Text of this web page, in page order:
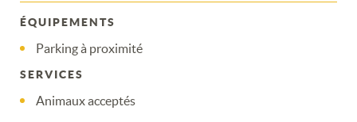
ÉQUIPEMENTS
Parking à proximité
SERVICES
Animaux acceptés